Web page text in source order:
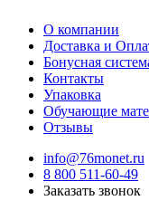
О компании
Доставка и
Бонусная
Контакты
Упаковка
Обучающие
Отзывы
info@76monet.ru
8 800 511-60-49
Заказать звонок